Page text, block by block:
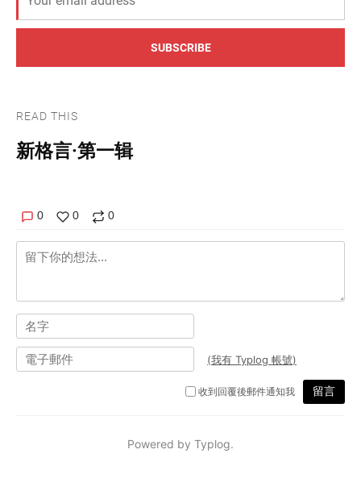
SUBSCRIBE
READ THIS
新格言·第一辑